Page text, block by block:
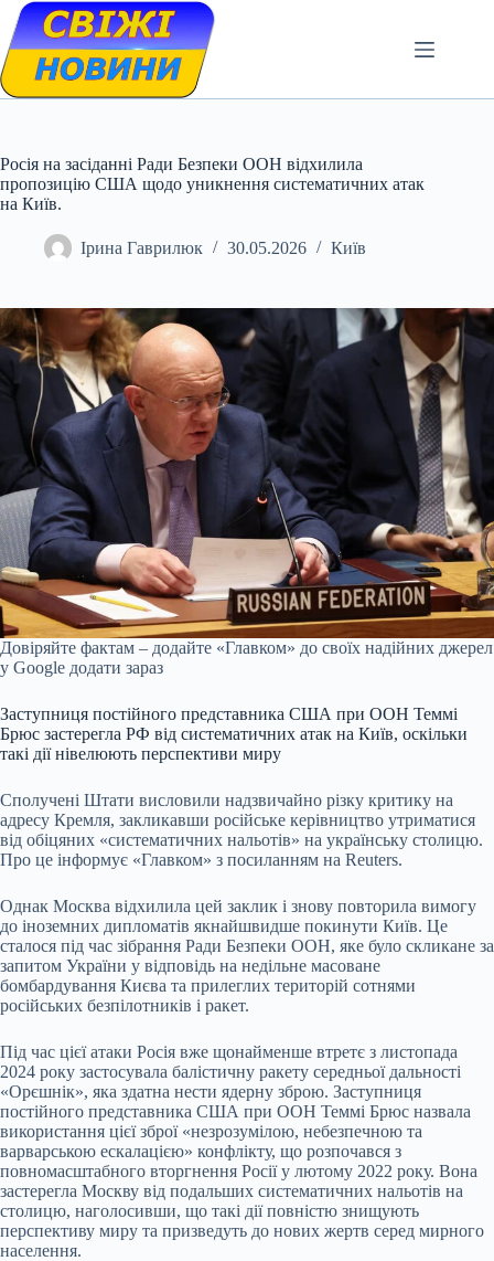
Skip
content
Росія на засіданні Ради Безпеки ООН відхилила
пропозицію США щодо уникнення систематичних атак
на Київ.
Ірина Гаврилюк 30.05.2026 Київ
Довіряйте фактам – додайте «Главком» до своїх надійних джерел
у Google додати зараз
Заступниця постійного представника США при ООН Теммі
Брюс застерегла РФ від систематичних атак на Київ, оскільки
такі дії нівелюють перспективи миру
Сполучені Штати висловили надзвичайно різку критику на
адресу Кремля, закликавши російське керівництво утриматися
від обіцяних «систематичних нальотів» на українську столицю.
Про це інформує «Главком» з посиланням на Reuters.
Однак Москва відхилила цей заклик і знову повторила вимогу
до іноземних дипломатів якнайшвидше покинути Київ. Це
сталося під час зібрання Ради Безпеки ООН, яке було скликане за
запитом України у відповідь на недільне масоване
бомбардування Києва та прилеглих територій сотнями
російських безпілотників і ракет.
Під час цієї атаки Росія вже щонайменше втретє з листопада
2024 року застосувала балістичну ракету середньої дальності
«Орєшнік», яка здатна нести ядерну зброю. Заступниця
постійного представника США при ООН Теммі Брюс назвала
використання цієї зброї «незрозумілою, небезпечною та
варварською ескалацією» конфлікту, що розпочався з
повномасштабного вторгнення Росії у лютому 2022 року. Вона
застерегла Москву від подальших систематичних нальотів на
столицю, наголосивши, що такі дії повністю знищують
перспективу миру та призведуть до нових жертв серед мирного
населення.